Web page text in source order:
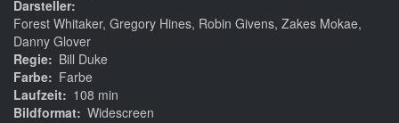
Darsteller
Forest Whitaker, Gregory Hines, Robin Givens, Zakes Mokae,
Danny Glover
Regie
Bill Duke
Farbe
Farbe
Laufzeit
108 min
Bildformat Widescreen